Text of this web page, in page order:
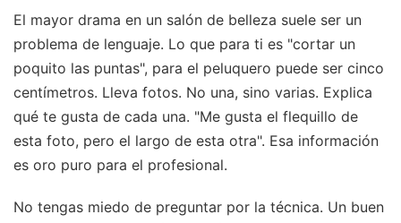
El mayor drama en un salón de belleza suele ser un
problema de lenguaje. Lo que para ti es "cortar un
poquito las puntas", para el peluquero puede ser cinco
centímetros. Lleva fotos. No una, sino varias. Explica
qué te gusta de cada una. "Me gusta el flequillo de
esta foto, pero el largo de esta otra". Esa información
es oro puro para el profesional.
No tengas miedo de preguntar por la técnica. Un buen